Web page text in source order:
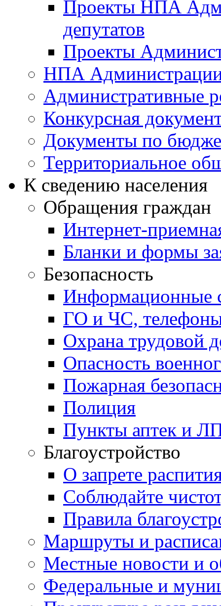
Проекты НПА
депутатов
Проекты
НПА
Административные
Конкурсная
Документы по
Территориальное
К сведению населения
Обращения граждан
Интернет-
Бланки и формы
Безопасность
Информационные
ГО и ЧС,
Охрана трудовой
Опасность
Пожарная
Полиция
Пункты аптек и
Благоустройство
О запрете
Соблюдайте
Правила
Маршруты и
Местные новости и
Федеральные и